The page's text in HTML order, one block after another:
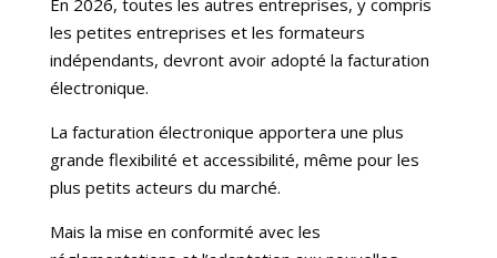
En 2026, toutes les autres entreprises, y compris
les petites entreprises et les formateurs
indépendants, devront avoir adopté la facturation
électronique.
La facturation électronique apportera une plus
grande flexibilité et accessibilité, même pour les
plus petits acteurs du marché.
Mais la mise en conformité avec les